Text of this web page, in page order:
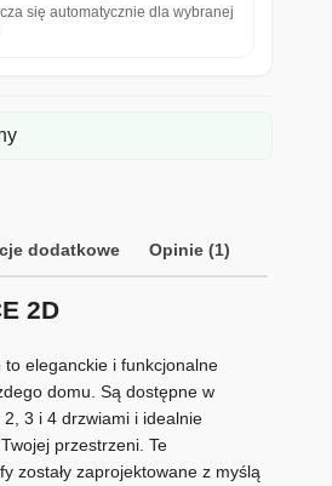
się automatycznie dla wybranej
dodatkowe Opinie (1)
2D
eleganckie i funkcjonalne
domu. Są dostępne w
3 i 4 drzwiami i idealnie
przestrzeni. Te
zostały zaprojektowane z myślą